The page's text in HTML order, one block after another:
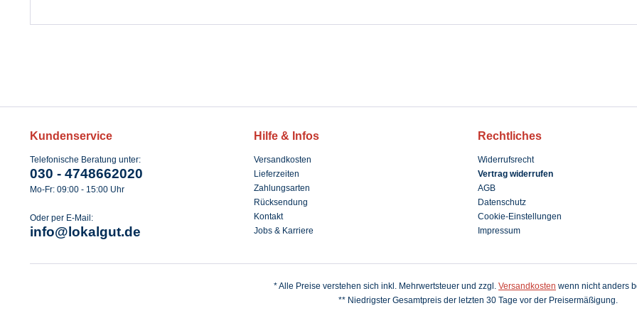
Kundenservice
Telefonische Beratung unter:
030 - 4748662020
Mo-Fr: 09:00 - 15:00 Uhr
Oder per E-Mail:
info@lokalgut.de
Hilfe & Infos
Versandkosten
Lieferzeiten
Zahlungsarten
Rücksendung
Kontakt
Jobs & Karriere
Rechtliches
Widerrufsrecht
Vertrag widerrufen
AGB
Datenschutz
Cookie-Einstellungen
Impressum
* Alle Preise verstehen sich inkl. Mehrwertsteuer und zzgl. Versandkosten wenn nicht anders
** Niedrigster Gesamtpreis der letzten 30 Tage vor der Preisermäßigung.